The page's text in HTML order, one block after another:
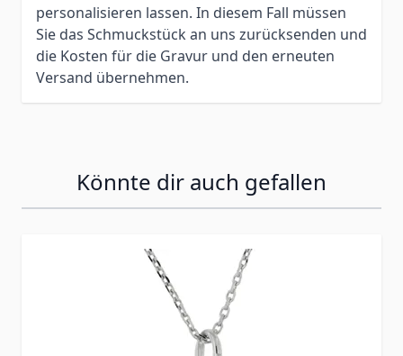
personalisieren lassen. In diesem Fall müssen
Sie das Schmuckstück an uns zurücksenden und
die Kosten für die Gravur und den erneuten
Versand übernehmen.
Könnte dir auch gefallen